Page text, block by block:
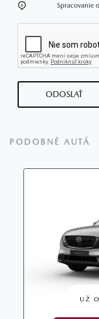
Spracovanie
ODOSLAŤ
PODOBNÉ AUTÁ
UŽ